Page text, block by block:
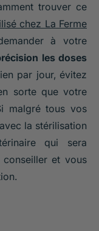
trouver ce
chez La Ferme
à votre
les doses
par jour, évitez
sorte que votre
malgré tous vos
la stérilisation
qui sera
et vous